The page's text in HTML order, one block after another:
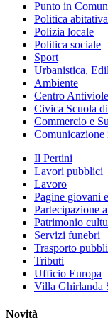
Punto in
Politica abitativa
Polizia locale
Politica sociale
Sport
Urbanistica,
Ambiente
Centro
Civica Scuola
Commercio e
Comunicazione
Il Pertini
Lavori pubblici
Lavoro
Pagine giovani
Partecipazione
Patrimonio
Servizi funebri
Trasporto
Tributi
Ufficio Europa
Villa Ghirlanda
Novità